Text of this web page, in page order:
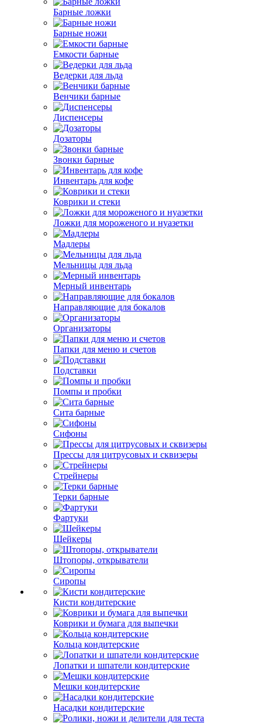
Барные ложки
Барные ножи
Емкости барные
Ведерки для льда
Венчики барные
Диспенсеры
Дозаторы
Звонки барные
Инвентарь для кофе
Коврики и стеки
Ложки для мороженого и нуазетки
Мадлеры
Мельницы для льда
Мерный инвентарь
Направляющие для бокалов
Организаторы
Папки для меню и счетов
Подставки
Помпы и пробки
Сита барные
Сифоны
Прессы для цитрусовых и сквизеры
Стрейнеры
Терки барные
Фартуки
Шейкеры
Штопоры, открыватели
Сиропы
Кисти кондитерские
Коврики и бумага для выпечки
Кольца кондитерские
Лопатки и шпатели кондитерские
Мешки кондитерские
Насадки кондитерские